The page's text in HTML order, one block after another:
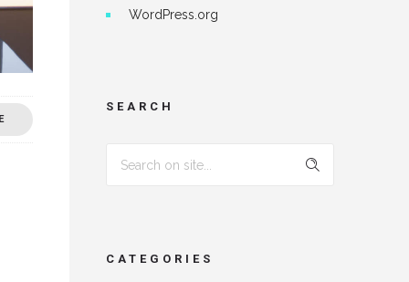
WordPress.org
SEARCH
CATEGORIES